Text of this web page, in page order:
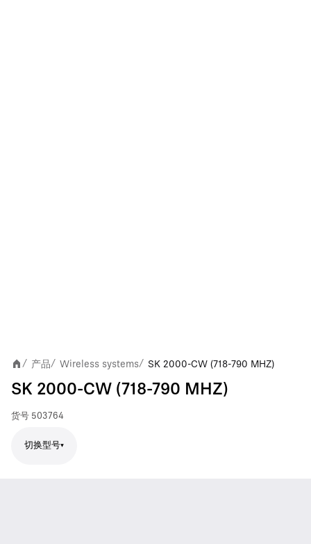
/ 产品/ Wireless systems/ SK 2000-CW (718-790 MHZ)
SK 2000-CW (718-790 MHZ)
货号 503764
切换型号